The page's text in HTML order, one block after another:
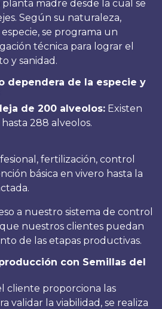
madre desde la cual se
Según su naturaleza,
se programa un
técnica para lograr el
y sanidad.
dependera de la especie y
de 200 alveolos: Existen
288 alveolos.
fertilización, control
básica en vivero hasta la
a nuestro sistema de control
nuestros clientes puedan
de las etapas productivas.
con Semillas del
cliente proporciona las
validar la viabilidad, se realiza